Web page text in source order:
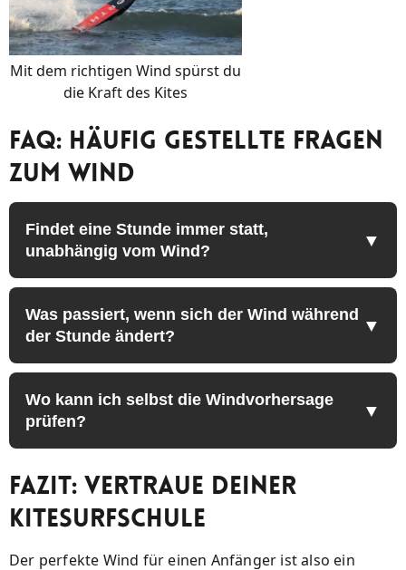
Mit dem richtigen Wind spürst du
die Kraft des Kites
FAQ: Häufig Gestellte Fragen
zum Wind
Findet eine Stunde immer statt,
unabhängig vom Wind?
Was passiert, wenn sich der Wind während
der Stunde ändert?
Wo kann ich selbst die Windvorhersage
prüfen?
Fazit: Vertraue deiner
Kitesurfschule
Der perfekte Wind für einen Anfänger ist also ein